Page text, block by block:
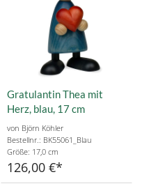
Gratulantin Thea mit
Herz, blau, 17 cm
von Björn Köhler
Bestellnr.: BK55061_Blau
Größe: 17,0 cm
126,00 €